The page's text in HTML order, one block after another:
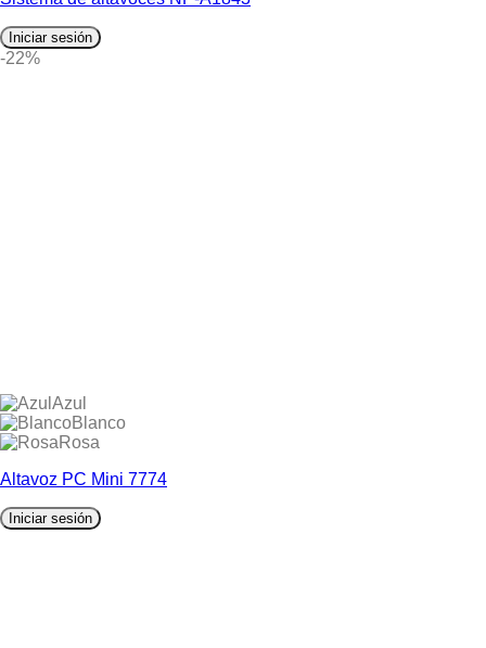
Iniciar sesión
-22%
Azul
Blanco
Rosa
Altavoz PC Mini 7774
Iniciar sesión